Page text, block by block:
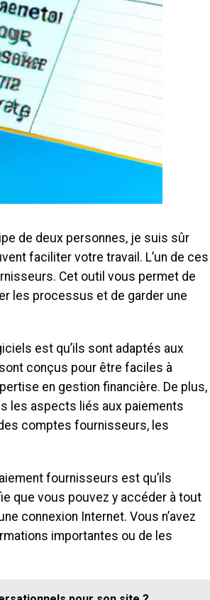
de deux personnes, je suis sûr
faciliter votre travail. L’un de ces
Cet outil vous permet de
les processus et de garder une
est qu’ils sont adaptés aux
conçus pour être faciles à
en gestion financière. De plus,
les aspects liés aux paiements
comptes fournisseurs, les
fournisseurs est qu’ils
que vous pouvez y accéder à tout
connexion Internet. Vous n’avez
importantes ou de les